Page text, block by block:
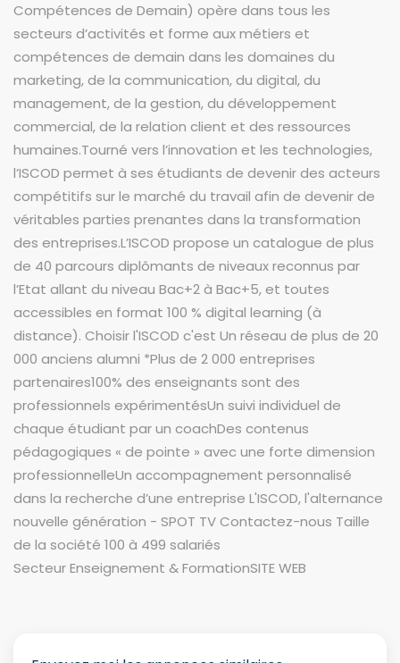
Compétences de Demain) opère dans tous les
secteurs d’activités et forme aux métiers et
compétences de demain dans les domaines du
marketing, de la communication, du digital, du
management, de la gestion, du développement
commercial, de la relation client et des ressources
humaines.Tourné vers l’innovation et les technologies,
l’ISCOD permet à ses étudiants de devenir des acteurs
compétitifs sur le marché du travail afin de devenir de
véritables parties prenantes dans la transformation
des entreprises.L’ISCOD propose un catalogue de plus
de 40 parcours diplômants de niveaux reconnus par
l’Etat allant du niveau Bac+2 à Bac+5, et toutes
accessibles en format 100 % digital learning (à
distance). Choisir l'ISCOD c'est Un réseau de plus de 20
000 anciens alumni *Plus de 2 000 entreprises
partenaires100% des enseignants sont des
professionnels expérimentésUn suivi individuel de
chaque étudiant par un coachDes contenus
pédagogiques « de pointe » avec une forte dimension
professionnelleUn accompagnement personnalisé
dans la recherche d’une entreprise L'ISCOD, l'alternance
nouvelle génération - SPOT TV Contactez-nous Taille
de la société 100 à 499 salariés
Secteur Enseignement & FormationSITE WEB